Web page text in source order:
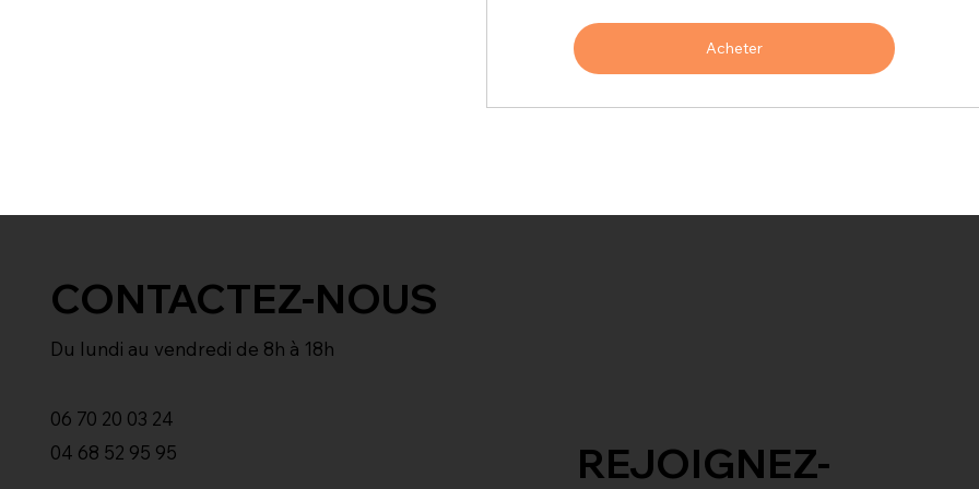
Acheter
CONTACTEZ-NOUS
Du lundi au vendredi de 8h à 18h
06 70 20 03 24
04 68 52 95 95
REJOIGNEZ-